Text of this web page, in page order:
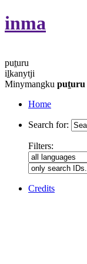
inma
puṯuru
iḻkanytji
Minymangku puṯuru
Home
Search for:
Filters:
Credits